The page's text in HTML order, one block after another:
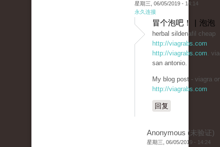
星期三, 06/05/2019 - 14:14
永久连接
冒个泡吧！ | 泡泡
herbal sildenafil cheap
http://viagrabs.com
http://viagrabs.com.
san antonio.
My blog post - viagra
http://viagrabs.com
回复
Anonymous (未验证)
星期三, 06/05/2019 - 14:24